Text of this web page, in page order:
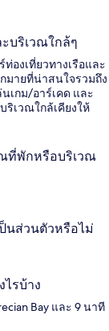
บริเวณใกล้ๆ
องเที่ยวทางเรือและ
มายที่น่าสนใจรวมถึง
เกม/อาร์เคด และ
ริเวณใกล้เคียงให้
ที่พักหรือบริเวณ
นส่วนตัวหรือไม่
ไรบ้าง
Bay และ 9 นาที